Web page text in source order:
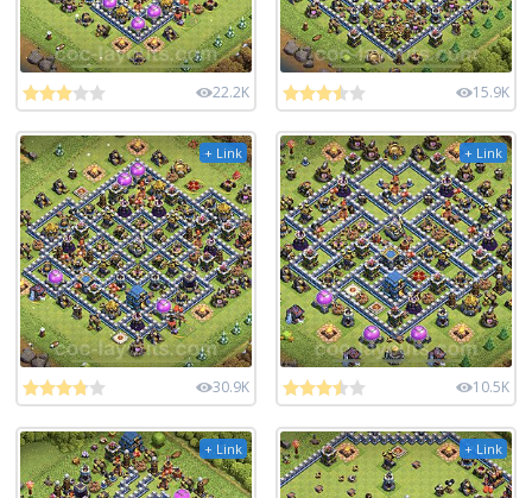
22.2K 15.9K
+ Link
30.9K
+ Link
10.5K
+ Link + Link